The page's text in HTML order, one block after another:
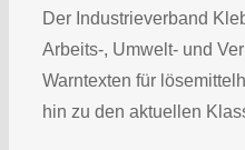
Der Industrieverband
Arbeits-, Umwelt- und
Warntexten für
hin zu den aktuellen